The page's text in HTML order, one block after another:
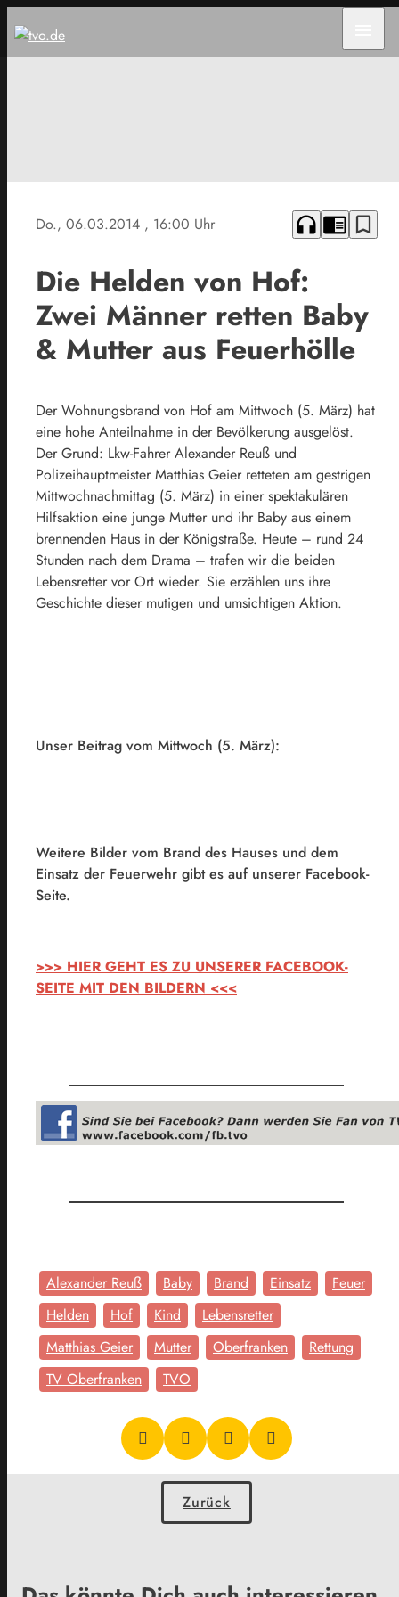
Do., 06.03.2014 , 16:00 Uhr headphones chrome_reader_mode bookmark_border
Die Helden von Hof:
Zwei Männer retten Baby
& Mutter aus Feuerhölle
Der Wohnungsbrand von Hof am Mittwoch (5. März) hat
eine hohe Anteilnahme in der Bevölkerung ausgelöst.
Der Grund: Lkw-Fahrer Alexander Reuß und
Polizeihauptmeister Matthias Geier retteten am gestrigen
Mittwochnachmittag (5. März) in einer spektakulären
Hilfsaktion eine junge Mutter und ihr Baby aus einem
brennenden Haus in der Königstraße. Heute – rund 24
Stunden nach dem Drama – trafen wir die beiden
Lebensretter vor Ort wieder. Sie erzählen uns ihre
Geschichte dieser mutigen und umsichtigen Aktion.
Unser Beitrag vom Mittwoch (5. März):
Weitere Bilder vom Brand des Hauses und dem
Einsatz der Feuerwehr gibt es auf unserer Facebook-
Seite.
>>> HIER GEHT ES ZU UNSERER FACEBOOK-
SEITE MIT DEN BILDERN <<<
Alexander Reuß Baby Brand Einsatz
Feuer
Helden
Hof Kind
Lebensretter
Matthias Geier
Mutter Oberfranken
Rettung
TV Oberfranken
TVO
Zurück